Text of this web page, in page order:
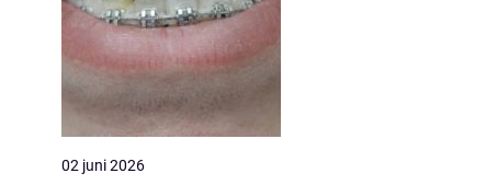
02 juni 2026